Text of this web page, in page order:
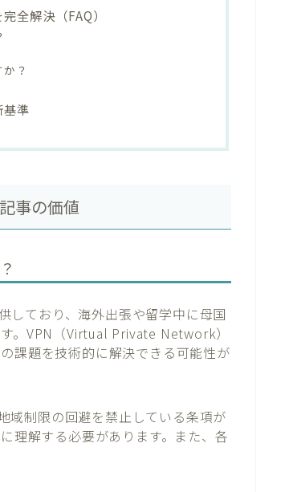
全解決（FAQ）
？
準
事の価値
しており、海外出張や留学中に母国
。VPN（Virtual Private Network）
課題を技術的に解決できる可能性が
域制限の回避を禁止している条項が
理解する必要があります。また、各